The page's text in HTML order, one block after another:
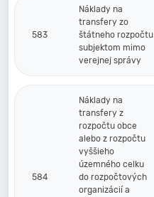
583
Náklady na
transfery zo
štátneho rozpočtu
subjektom mimo
verejnej správy
584
Náklady na
transfery z
rozpočtu obce
alebo z rozpočtu
vyššieho
územného celku
do rozpočtových
organizácií a